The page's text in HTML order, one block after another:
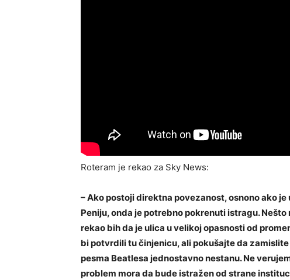
Roteram je rekao za Sky News:
– Ako postoji direktna povezanost, osnono ako
Peniju, onda je potrebno pokrenuti istragu.
rekao bih da je ulica u velikoj opasnosti od
bi potvrdili tu činjenicu, ali pokušajte da
pesma Beatlesa jednostavno nestanu. Ne
problem mora da bude istražen od strane